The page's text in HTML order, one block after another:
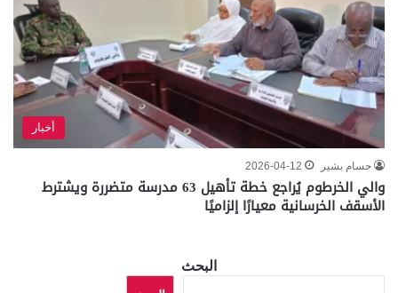
أخبار
حسام بشير 2026-04-12
والي الخرطوم يُراجع خطة تأهيل 63 مدرسة متضررة ويشترط
الأسقف الخرسانية معيارًا إلزاميًا
البحث